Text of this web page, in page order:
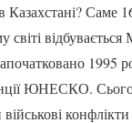
Казахстані? Саме
світі
1995
ЮНЕСКО.
конфлікти